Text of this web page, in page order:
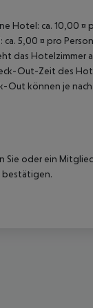
Hotel: ca. 10,00 ¤
5,00 ¤ pro
das
Out-Zeit des
Out können je
oder ein
bestätigen.